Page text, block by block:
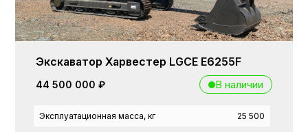
Экскаватор Харвестер LGCE Е6255F
44 500 000 ₽ В наличии
Эксплуатационная масса, кг 25 500